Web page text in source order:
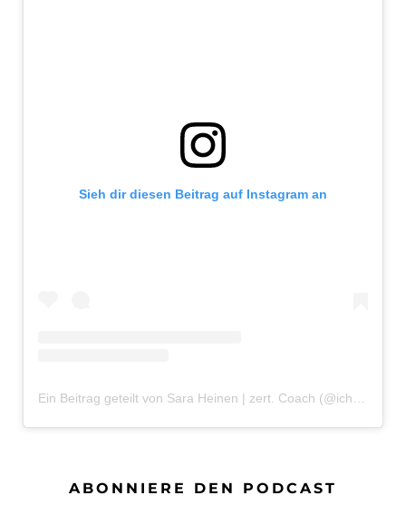
Sieh dir diesen Beitrag auf Instagram an
Ein Beitrag geteilt von Sara Heinen | zert. Coach (@ichbinsaraheinen)
ABONNIERE DEN PODCAST